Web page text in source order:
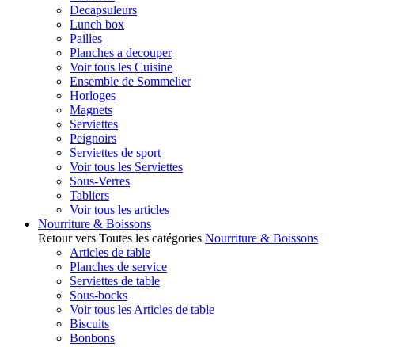
Decapsuleurs
Lunch box
Pailles
Planches a decouper
Voir tous les Cuisine
Ensemble de Sommelier
Horloges
Magnets
Serviettes
Peignoirs
Serviettes de sport
Voir tous les Serviettes
Sous-Verres
Tabliers
Voir tous les articles
Nourriture & Boissons
Retour vers Toutes les catégories Nourriture & Boissons
Articles de table
Planches de service
Serviettes de table
Sous-bocks
Voir tous les Articles de table
Biscuits
Bonbons